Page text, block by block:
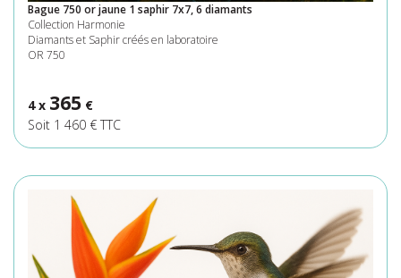
Bague 750 or jaune 1 saphir 7x7, 6 diamants
Collection Harmonie
Diamants et Saphir créés en laboratoire
OR 750
4 x 365 €
Soit 1 460 € TTC